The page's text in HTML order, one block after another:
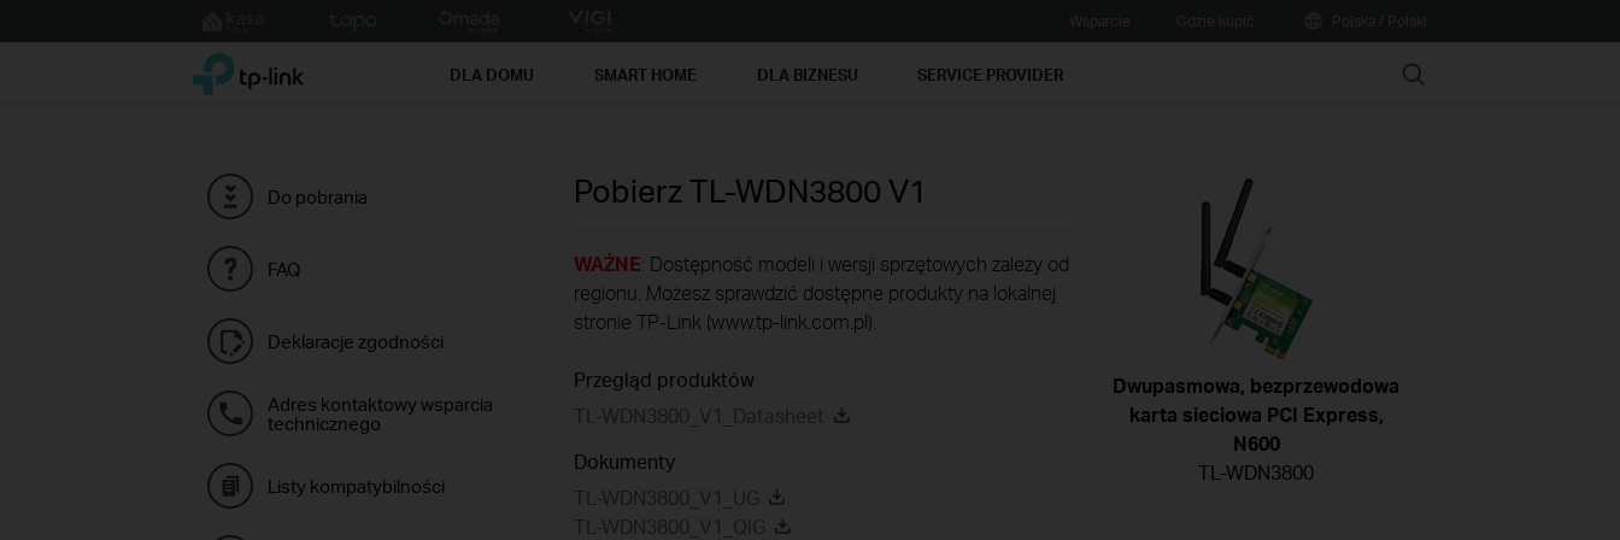
to
TP-Link, Reliably Smart DLA DOMU SMART HOME DLA BIZNESU SERVICE PROVIDER Search
Do pobrania
FAQ
Deklaracje zgodności
Adres kontaktowy wsparcia
technicznego
Listy kompatybilności
Pobierz TL-WDN3800 V1
WAŻNE: Dostępność modeli i wersji sprzętowych zależy od
regionu. Możesz sprawdzić dostępne produkty na lokalnej
stronie TP-Link (www.tp-link.com.pl).
Przegląd produktów
TL-WDN3800_V1_Datasheet
Dokumenty
TL-WDN3800_V1_UG
TL-WDN3800_V1_QIG
Dwupasmowa, bezprzewodowa
karta sieciowa PCI Express,
N600
TL-WDN3800